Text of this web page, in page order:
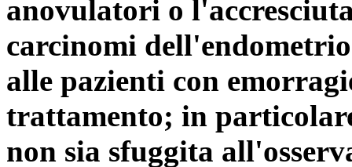
anovulatori o
carcinomi
alle pazienti con
trattamento; in
non sia sfuggita